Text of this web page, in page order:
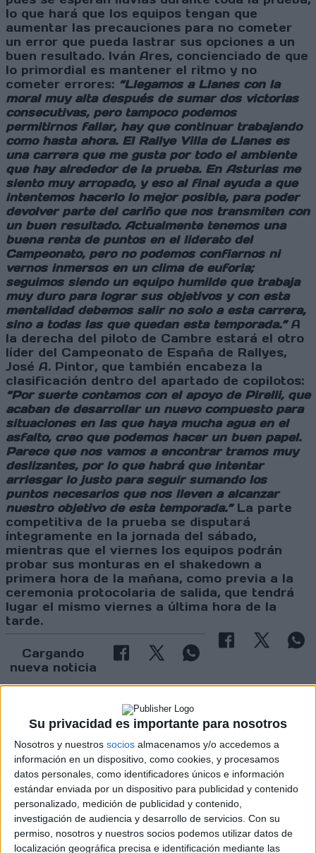
Su privacidad es importante para nosotros
Nosotros y nuestros socios almacenamos y/o accedemos a
información en un dispositivo, como cookies, y procesamos
datos personales, como identificadores únicos e información
estándar enviada por un dispositivo para publicidad y contenido
personalizado, medición de publicidad y contenido,
investigación de audiencia y desarrollo de servicios. Con su
permiso, nosotros y nuestros socios podemos utilizar datos de
localización geográfica precisa e identificación mediante las
lo que hará que los equipos tengan que
aumentar las precauciones para no cometer
un error que pueda lastrar sus opciones a un
buen resultado. Iván Ares, concienciado de que
lo primordial es mantener el ritmo y no
cometer errores: “Llegamos a Llanes con la
moral muy alta después de sumar dos victorias
consecutivas, pero tampoco podemos
permitirnos fallar, hay que continuar trabajando
como hasta ahora. El Rallye Villa de Llanes es
una carrera que me gusta por todo el ambiente
que hay alrededor de la prueba. En Asturias me
siento muy arropado, y eso al final ayuda a que
intentemos hacerlo lo mejor posible, para poder
devolver parte del cariño que nos transmiten con
un buen resultado. Actualmente tenemos una
buena renta de puntos en el liderato del
Campeonato, pero no podemos confiarnos ni
vernos inmersos en un clima de euforia;
seguimos siendo un equipo humilde que trabaja
muy duro para lograr sus objetivos y con esta
mentalidad debemos salir no solo a esta carrera,
sino a todas las que quedan esta temporada.”A
la derecha del piloto de Cambre estará el otro
líder del Campeonato de España de Rallyes,
José A. Pintor, que también encabeza la
clasificación dentro del apartado de copilotos:
“Por suerte contamos con el apoyo de Pirelli, que
acaban de desarrollar un nuevo compuesto para
situaciones en las que haya mucha agua en el
asfalto, creo que podemos hacer un buen papel.
Parece que nos vamos a encontrar tramos muy
deslizantes, por lo que habrá que intentar
arriesgar lo justo para seguir sumando los
puntos necesarios que nos lleven a alcanzar
nuestro objetivo de esta temporada.”La parte
competitiva de la prueba se disputará
íntegramente en la jornada del sábado,
mientras que el viernes los equipos podrán
probar sus monturas en el shakedown a
primera hora de la mañana, como previa a la
ceremonia protocolaria de salida, que tendrá
lugar el mismo viernes a última hora de la
tarde.
Cargando
nueva noticia
Rallyes
WRC